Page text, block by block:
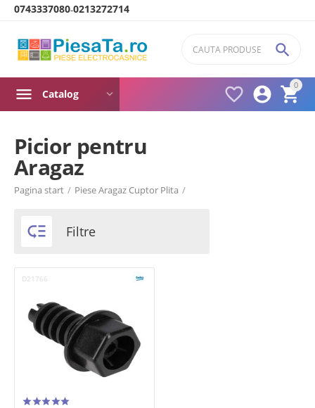
0743337080-0213272714
0




Catalog
Product filters
Beko
Picior pentru
Aragaz
Pagina start / Piese Aragaz Cuptor Plita /
 Filtre
D21766